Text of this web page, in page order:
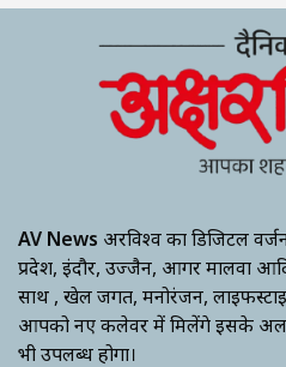
AV News अक्षरविश्व का डिजिटल
प्रदेश, इंदौर, उज्जैन, आगर मालवा
साथ , खेल जगत, मनोरंजन,
आपको नए कलेवर में मिलेंगे इसके
भी उपलब्ध होगा।